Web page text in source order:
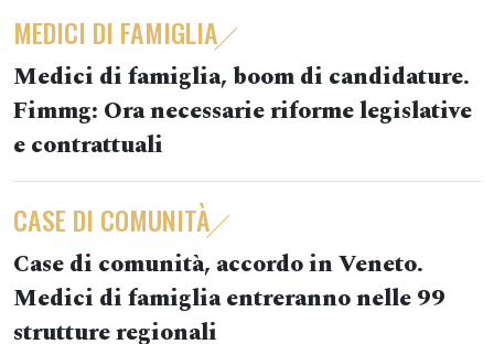
MEDICI DI FAMIGLIA
Medici di famiglia, boom di candidature.
Fimmg: Ora necessarie riforme legislative
e contrattuali
CASE DI COMUNITÀ
Case di comunità, accordo in Veneto.
Medici di famiglia entreranno nelle 99
strutture regionali